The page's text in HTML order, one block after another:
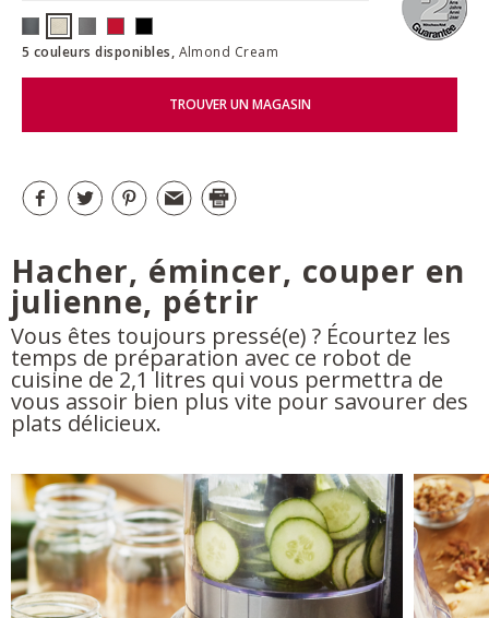
5 couleurs disponibles, Almond Cream
TROUVER UN MAGASIN
Hacher, émincer, couper en
julienne, pétrir
Vous êtes toujours pressé(e) ? Écourtez les
temps de préparation avec ce robot de
cuisine de 2,1 litres qui vous permettra de
vous assoir bien plus vite pour savourer des
plats délicieux.